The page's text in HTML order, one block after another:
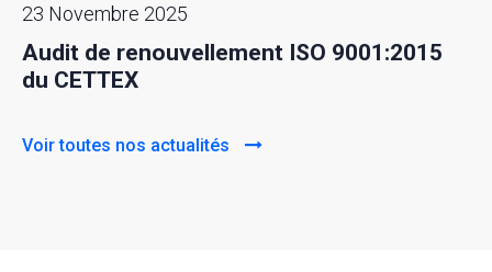
23 Novembre 2025
Audit de renouvellement ISO 9001:2015
du CETTEX
Voir toutes nos actualités